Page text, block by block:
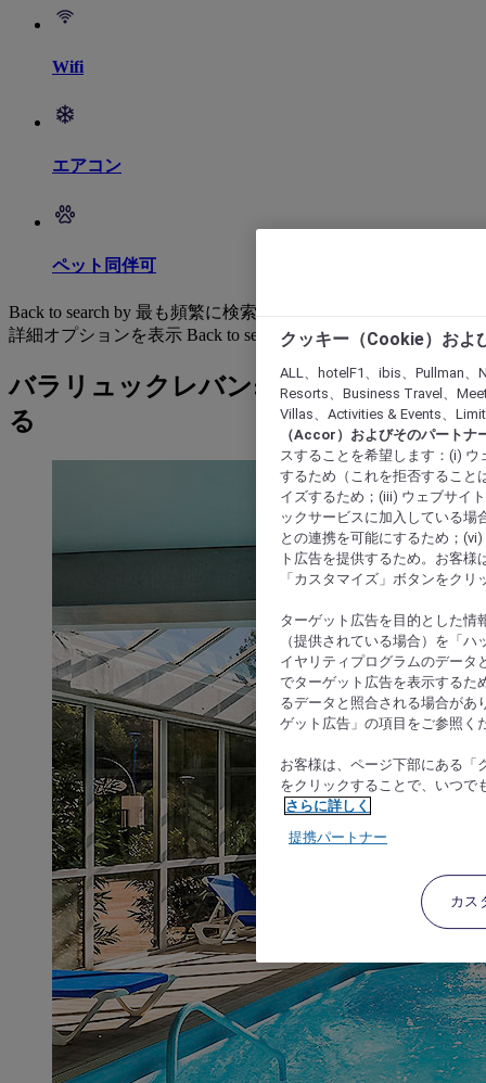
Wifi
エアコン
ペット同伴可
Back to search by 最も頻繁に検索されています
詳細オプションを表示 Back to search by categories
バラリュックレバン: ホテルを検索す
る
クッキー（Cookie）およ
ALL、hotelF1、ibis、Pullman
Resorts、Business Travel、
Villas、Activities & Events、
（Accor）およびそのパートナ
スすることを希望します：(i)
するため（これを拒否すること
イズするため；(iii) ウェブサイ
ックサービスに加入している場
との連携を可能にするため；
ト広告を提供するため。お客
「カスタマイズ」ボタンをク
ターゲット広告を目的とした情
（提供されている場合）を「
イヤリティプログラムのデータ
でターゲット広告を表示するた
るデータと照合される場合があ
ゲット広告」の項目をご参照く
お客様は、ページ下部にある「
をクリックすることで、いつで
さらに詳しく
提携パートナー
カス